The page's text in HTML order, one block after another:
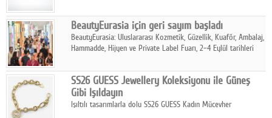
BeautyEurasia için geri sayım başladı
BeautyEurasia: Uluslararası Kozmetik, Güzellik, Kuaför, Ambalaj,
Hammadde, Hijyen ve Private Label Fuarı, 2–4 Eylül tarihleri
SS26 GUESS Jewellery Koleksiyonu ile Güneş
Gibi Işıldayın
Işıltılı tasarımlarla dolu SS26 GUESS Kadın Mücevher